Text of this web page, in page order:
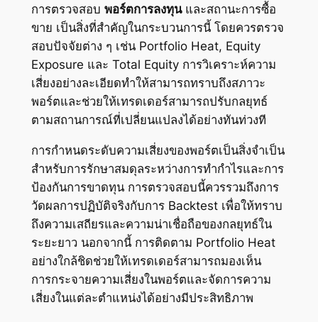
การตรวจสอบ พอร์ตการลงทุนและสถานะการซื้อ
ขาย เป็นสิ่งที่สำคัญในกระบวนการนี้ โดยควรตรวจ
สอบปัจจัยต่าง ๆ เช่น Portfolio Heat, Equity
Exposure และ Total Equity การวิเคราะห์ความ
เสี่ยงอย่างละเอียดทำให้สามารถทราบถึงสภาวะ
พอร์ตและช่วยให้เทรดเดอร์สามารถปรับกลยุทธ์
ตามสถานการณ์ที่เปลี่ยนแปลงได้อย่างทันท่วงที
การกำหนดระดับความเสี่ยงของพอร์ตเป็นสิ่งจำเป็น
สำหรับการรักษาสมดุลระหว่างการทำกำไรและการ
ป้องกันการขาดทุน การตรวจสอบนี้ควรรวมถึงการ
วัดผลการปฏิบัติจริงกับการ Backtest เพื่อให้ทราบ
ถึงความเสถียรและความน่าเชื่อถือของกลยุทธ์ใน
ระยะยาว นอกจากนี้ การติดตาม Portfolio Heat
อย่างใกล้ชิดช่วยให้เทรดเดอร์สามารถมองเห็น
การกระจายความเสี่ยงในพอร์ตและจัดการความ
เสี่ยงในแต่ละตำแหน่งได้อย่างมีประสิทธิภาพ